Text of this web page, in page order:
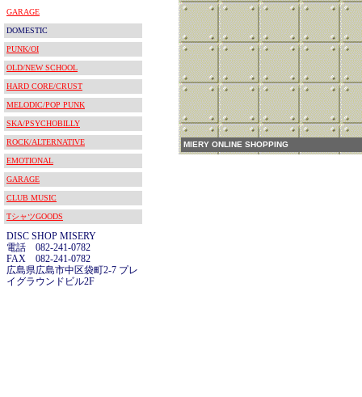
GARAGE
DOMESTIC
PUNK/OI
OLD/NEW SCHOOL
HARD CORE/CRUST
MELODIC/POP PUNK
SKA/PSYCHOBILLY
ROCK/ALTERNATIVE
EMOTIONAL
GARAGE
CLUB MUSIC
TシャツGOODS
DISC SHOP MISERY
電話 082-241-0782
FAX 082-241-0782
広島県広島市中区袋町2-7 プレ
イグラウンドビル2F
MIERY ONLINE SHOPPING